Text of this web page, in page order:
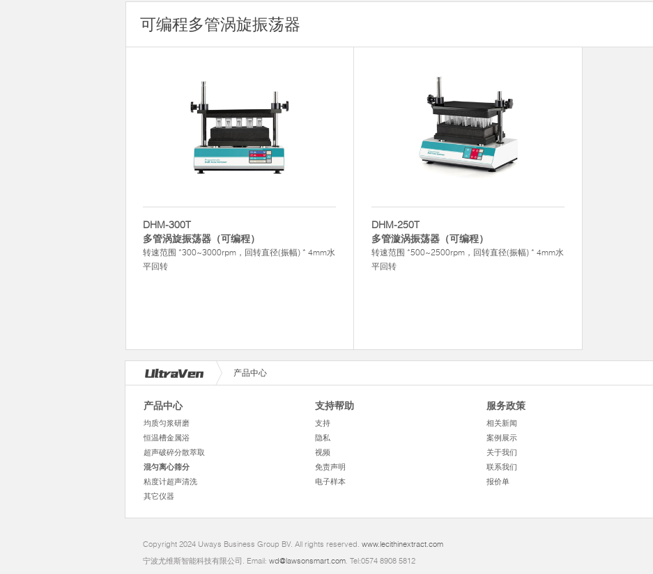
可编程多管涡旋振荡器
DHM-300T
多管涡旋振荡器（可编程）
转速范围 *300~3000rpm，回转直径(振幅) * 4mm水
平回转
DHM-250T
多管漩涡振荡器（可编程）
转速范围 *500~2500rpm，回转直径(振幅) * 4mm水
平回转
产品中心
产品中心
均质匀浆研磨
恒温槽金属浴
超声破碎分散萃取
混匀离心筛分
粘度计超声清洗
其它仪器
支持帮助
支持
隐私
视频
免责声明
电子样本
服务政策
相关新闻
案例展示
关于我们
联系我们
报价单
Copyright 2024 Uways Business Group BV. All rights reserved. www.lecithinextract.com
宁波尤维斯智能科技有限公司. Email: wd@lawsonsmart.com. Tel:0574 8908 5812